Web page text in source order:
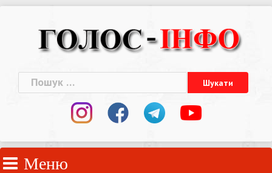
Пошук:
Меню